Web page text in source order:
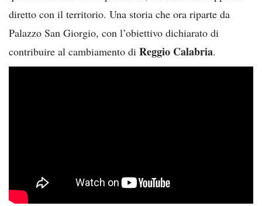
diretto con il territorio. Una storia che ora riparte da
Palazzo San Giorgio, con l’obiettivo dichiarato di
contribuire al cambiamento di Reggio Calabria.